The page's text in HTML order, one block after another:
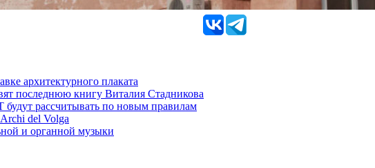
архитектурного плаката
последнюю книгу Виталия Стадникова
рассчитывать по новым правилам
del Volga
и органной музыки